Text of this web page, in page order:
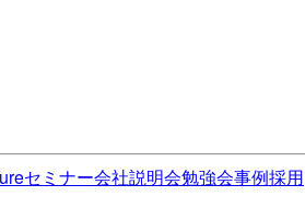
セミナー会社説明会勉強会事例採用